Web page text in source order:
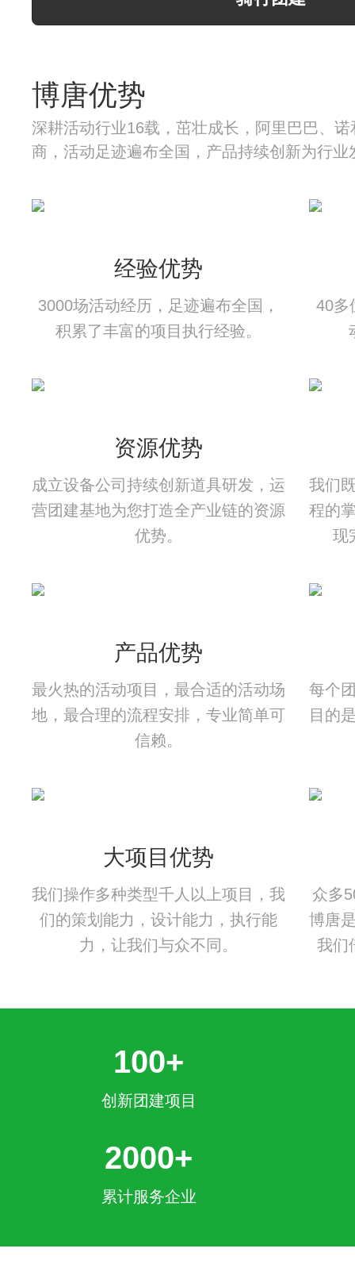
博唐优势
深耕活动行业16载，茁壮成长，阿里巴巴、
商，活动足迹遍布全国，产品持续创新为行业
经验优势
3000场活动经历，足迹遍布全国，
积累了丰富的项目执行经验。
40多
资源优势
成立设备公司持续创新道具研发，运
营团建基地为您打造全产业链的资源
优势。
我们
程的
现
产品优势
最火热的活动项目，最合适的活动场
地，最合理的流程安排，专业简单可
信赖。
每个
目的
大项目优势
我们操作多种类型千人以上项目，我
们的策划能力，设计能力，执行能
力，让我们与众不同。
众多
博唐
我们
100+
创新团建项目
2000+
累计服务企业